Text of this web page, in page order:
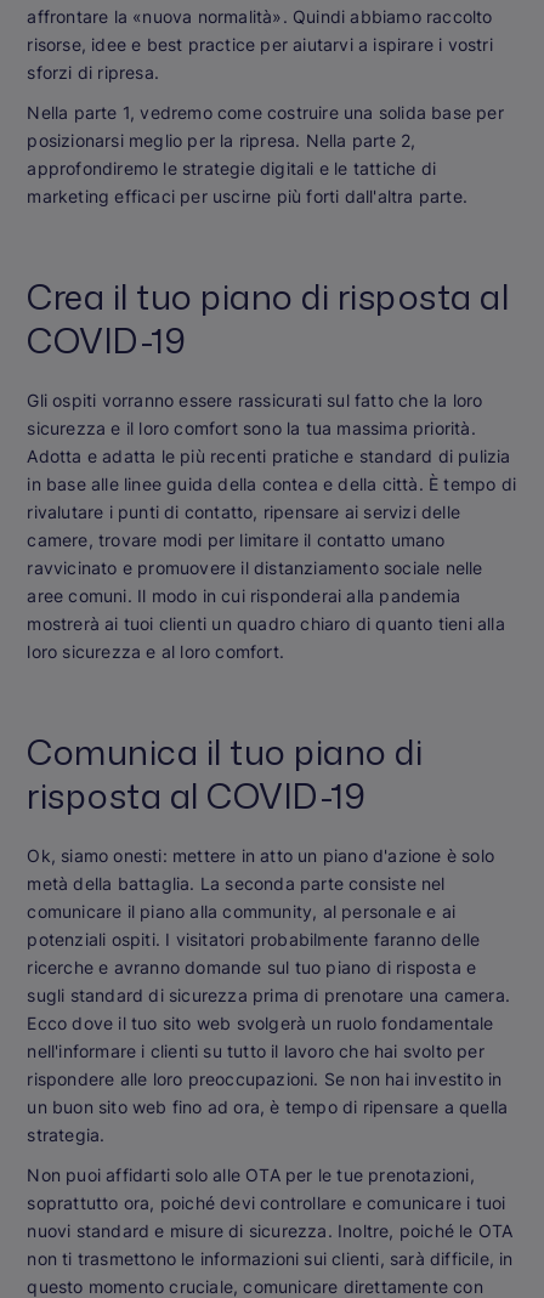
affrontare la «nuova normalità». Quindi abbiamo raccolto
risorse, idee e best practice per aiutarvi a ispirare i vostri
sforzi di ripresa.
Nella parte 1, vedremo come costruire una solida base per
posizionarsi meglio per la ripresa. Nella parte 2,
approfondiremo le strategie digitali e le tattiche di
marketing efficaci per uscirne più forti dall'altra parte.
Crea il tuo piano di risposta al
COVID-19
Gli ospiti vorranno essere rassicurati sul fatto che la loro
sicurezza e il loro comfort sono la tua massima priorità.
Adotta e adatta le più recenti pratiche e standard di pulizia
in base alle linee guida della contea e della città. È tempo di
rivalutare i punti di contatto, ripensare ai servizi delle
camere, trovare modi per limitare il contatto umano
ravvicinato e promuovere il distanziamento sociale nelle
aree comuni. Il modo in cui risponderai alla pandemia
mostrerà ai tuoi clienti un quadro chiaro di quanto tieni alla
loro sicurezza e al loro comfort.
Comunica il tuo piano di
risposta al COVID-19
Ok, siamo onesti: mettere in atto un piano d'azione è solo
metà della battaglia. La seconda parte consiste nel
comunicare il piano alla community, al personale e ai
potenziali ospiti. I visitatori probabilmente faranno delle
ricerche e avranno domande sul tuo piano di risposta e
sugli standard di sicurezza prima di prenotare una camera.
Ecco dove il tuo sito web svolgerà un ruolo fondamentale
nell'informare i clienti su tutto il lavoro che hai svolto per
rispondere alle loro preoccupazioni. Se non hai investito in
un buon sito web fino ad ora, è tempo di ripensare a quella
strategia.
Non puoi affidarti solo alle OTA per le tue prenotazioni,
soprattutto ora, poiché devi controllare e comunicare i tuoi
nuovi standard e misure di sicurezza. Inoltre, poiché le OTA
non ti trasmettono le informazioni sui clienti, sarà difficile, in
questo momento cruciale, comunicare direttamente con